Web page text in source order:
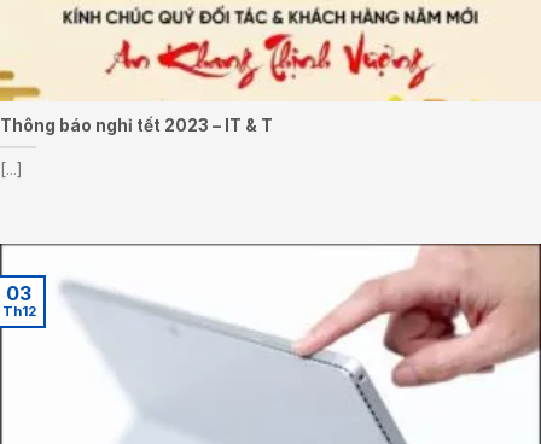
Thông báo nghỉ tết 2023 – IT & T
[...]
03
Th12